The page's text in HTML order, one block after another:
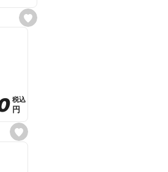
s
e
s
e
税込
税込
円
円